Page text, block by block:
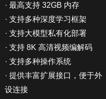
· 最高支持 32GB 内存
· 支持多种深度学习框架
· 支持大模型私有化部署
· 支持 8K 高清视频编解码
· 支持多种操作系统
· 提供丰富扩展接口，便于外
设连接